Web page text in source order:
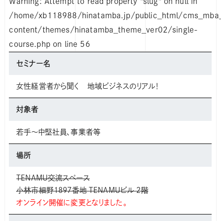
/home/xb118988/hinatamba.jp/public_html/
content/themes/hinatamba_theme_ver02/single-
course.phpon line 56
セミナー名
女性経営者から聞く 地域ビジネスのリアル！
対象者
若手～中堅社員、事業者等
場所
TENAMU交流スペース
小林市細野1897番地 TENAMUビル 2階
オンライン開催に変更となりました。